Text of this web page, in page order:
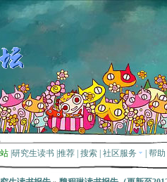
研究生读书 推荐 搜索 社区服务 帮助